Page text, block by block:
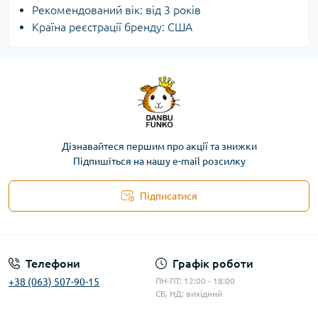
Рекомендований вік: від 3 років
Країна реєстрації бренду: США
Дізнавайтеся першим про акції та знижки
Підпишіться на нашу e-mail розсилку
Підписатися
Телефони
+38 (063) 507-90-15
Графік роботи
ПН-ПТ: 12:00 - 18:00
СБ, НД: вихідний